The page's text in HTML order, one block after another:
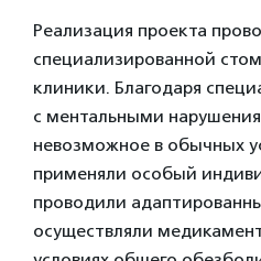
Реализация проекта
специализированной
клиники. Благодаря
с ментальными
невозможное в обычных
применяли особый
проводили
осуществляли